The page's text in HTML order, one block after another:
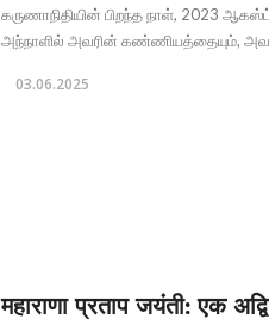
கருணாநிதியின் பிறந்த நாள், 2023
அந்நாளில் அவரின் கண்ணியத்தையும்,
03.06.2025
महाराणा प्रताप जयंती: एक